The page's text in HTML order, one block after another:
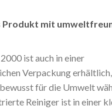
Produkt mit
ist auch in einer
Verpackung
für die Umwelt
Reiniger ist in einer